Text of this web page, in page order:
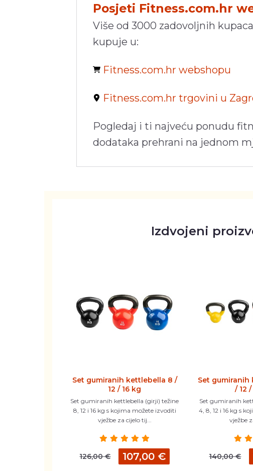
Posjeti Fitness.com.hr
Više od 3000 zadovoljnih
kupuje u:
Fitness.com.hr webshopu
Fitness.com.hr trgovini u
Pogledaj i ti najveću ponudu
dodataka prehrani na jednom
Izdvojeni
Set gumiranih kettlebella 8 /
12 / 16 kg
Set gumiranih kettlebella (girji) težine
8, 12 i 16 kg s kojima možete izvoditi
vježbe za cijelo tij...
126,00 € 107,00 €
Set gumiranih
/ 12
Set gumiranih
4, 8, 12 i 16 kg s
vježbe
140,00 €